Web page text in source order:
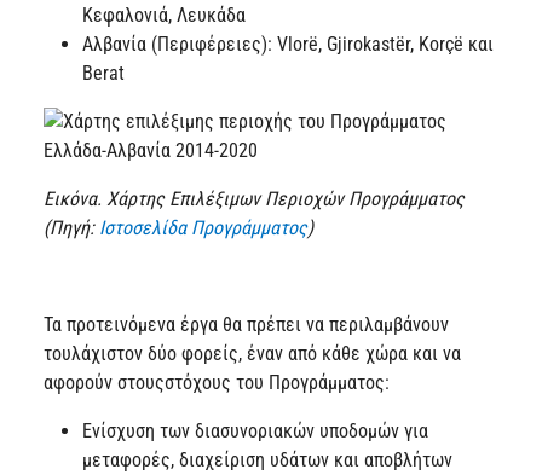
Κεφαλονιά, Λευκάδα
Αλβανία (Περιφέρειες): Vlorë, Gjirokastër, Korçë και
Berat
Εικόνα. Χάρτης Επιλέξιμων Περιοχών Προγράμματος
(Πηγή: Ιστοσελίδα Προγράμματος)
Τα προτεινόμενα έργα θα πρέπει να περιλαμβάνουν
τουλάχιστον δύο φορείς, έναν από κάθε χώρα και να
αφορούν στουςστόχους του Προγράμματος:
Ενίσχυση των διασυνοριακών υποδομών για
μεταφορές, διαχείριση υδάτων και αποβλήτων